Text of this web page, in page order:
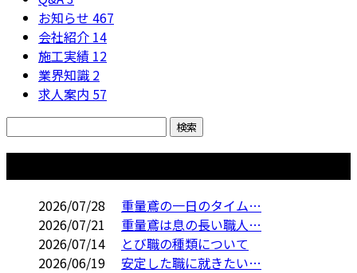
お知らせ 467
会社紹介 14
施工実績 12
業界知識 2
求人案内 57
2026/07/28
重量鳶の一日のタイム…
2026/07/21
重量鳶は息の長い職人…
2026/07/14
とび職の種類について
2026/06/19
安定した職に就きたい…